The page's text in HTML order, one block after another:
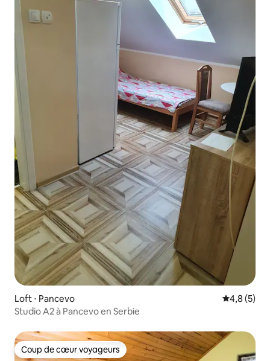
Loft ⋅ Pancevo Évaluation
4,8 (5)
Studio A2 à Pancevo en Serbie
Coup de cœur voyageurs
Coup de cœur voyageurs